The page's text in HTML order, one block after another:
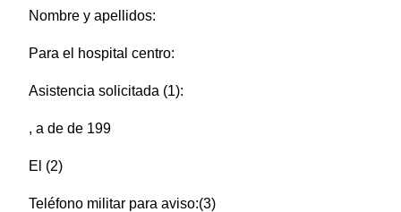
Nombre y apellidos:
Para el hospital centro:
Asistencia solicitada (1):
, a de de 199
El (2)
Teléfono militar para aviso:(3)